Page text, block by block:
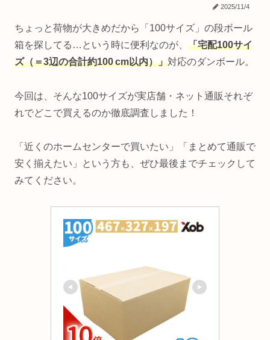
2025/11/4
ちょっと荷物が大きめだから「100サイズ」の段ボール
箱を探してる…という時に便利なのが、 「宅配100サイ
ズ（＝3辺の合計約100 cm以内）」対応のダンボール。
今回は、そんな100サイズが実店舗・ネット通販それぞ
れでどこで買えるのか徹底調査しました！
「近くのホームセンターで買いたい」「まとめて通販で
安く揃えたい」という方も、ぜひ最後までチェックして
みてください。